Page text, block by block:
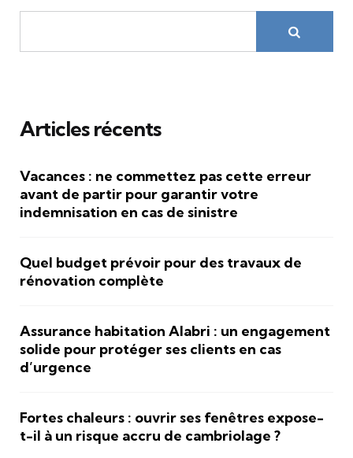
Articles récents
Vacances : ne commettez pas cette erreur
avant de partir pour garantir votre
indemnisation en cas de sinistre
Quel budget prévoir pour des travaux de
rénovation complète
Assurance habitation Alabri : un engagement
solide pour protéger ses clients en cas
d’urgence
Fortes chaleurs : ouvrir ses fenêtres expose-
t-il à un risque accru de cambriolage ?